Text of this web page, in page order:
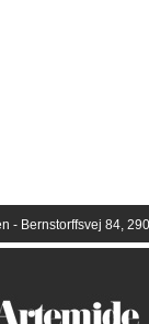
- Bernstorffsvej 84,